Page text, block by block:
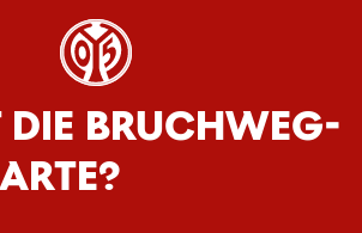
r
BRUCHWEG-